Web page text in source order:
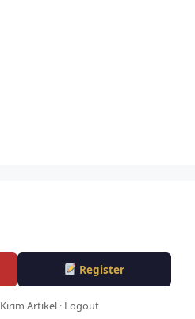
Register
Kirim Artikel · Logout